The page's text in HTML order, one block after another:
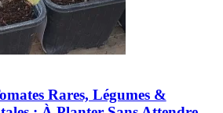
Rares, Légumes &